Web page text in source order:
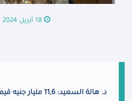
18 أبريل 2024
د. هالة السعيد: 11,6